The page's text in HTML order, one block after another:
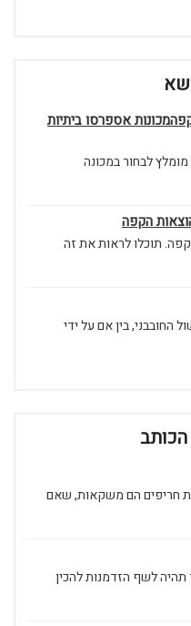
אספרסו ביתיות
לבחור במכונה
הקפה
תוכלו לראות את זה
החובבני, בין אם על ידי
חריפים הם משקאות, שאם
לשף הזדמנות להכין